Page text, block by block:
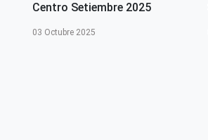
Centro Setiembre 2025
03 Octubre 2025